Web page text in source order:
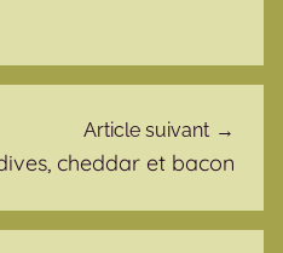
Article suivant
cheddar et bacon